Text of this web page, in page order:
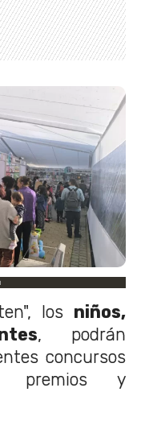
los niños,
, podrán
concursos
premios y